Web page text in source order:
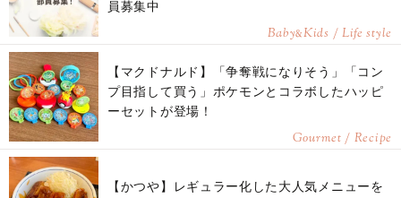
員募集中
Baby&Kids / Life style
【マクドナルド】「争奪戦になりそう」「コン
プ目指して買う」ポケモンとコラボしたハッピ
ーセットが登場！
Gourmet / Recipe
【かつや】レギュラー化した大人気メニューを